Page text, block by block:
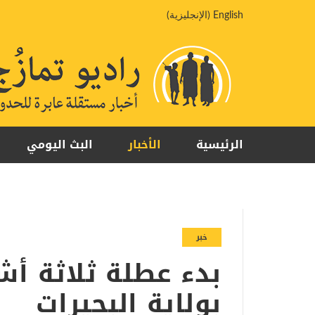
English
( الإنجليزية)
الرئيسية الأخبار البث اليومي
خبر
بدء عطلة ثلاثة
بولاية البحيرات